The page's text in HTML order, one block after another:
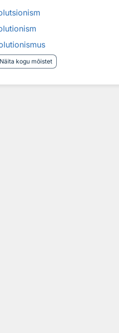
Näita kogu mõistet